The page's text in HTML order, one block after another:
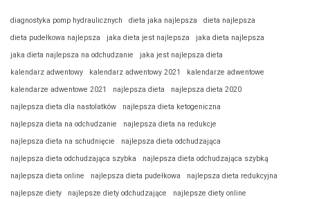
diagnostyka pomp hydraulicznych dieta jaka najlepsza
dieta najlepsza
dieta pudełkowa najlepsza
jaka dieta jest najlepsza
jaka dieta najlepsza
jaka dieta najlepsza na odchudzanie
jaka jest najlepsza dieta
kalendarz adwentowy
kalendarz adwentowy 2021
kalendarze adwentowe
kalendarze adwentowe 2021
najlepsza dieta
najlepsza dieta 2020
najlepsza dieta dla nastolatków
najlepsza dieta ketogeniczna
najlepsza dieta na odchudzanie
najlepsza dieta na redukcje
najlepsza dieta na schudnięcie
najlepsza dieta odchudzająca
najlepsza dieta odchudzająca szybka
najlepsza dieta odchudzająca szybką
najlepsza dieta online
najlepsza dieta pudełkowa
najlepsza dieta redukcyjna
najlepsze diety
najlepsze diety odchudzające
najlepsze diety online